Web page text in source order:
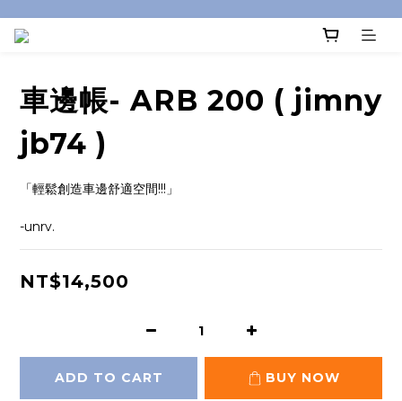
車邊帳- ARB 200 ( jimny
jb74 )
「輕鬆創造車邊舒適空間!!!」
-unrv.
NT$14,500
ADD TO CART BUY NOW